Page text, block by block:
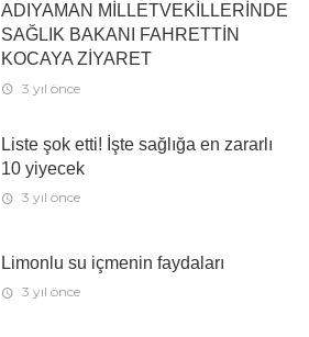
ADIYAMAN MİLLETVEKİLLERİNDE
SAĞLIK BAKANI FAHRETTİN
KOCAYA ZİYARET
3 yıl önce
Liste şok etti! İşte sağlığa en zararlı
10 yiyecek
3 yıl önce
Limonlu su içmenin faydaları
3 yıl önce